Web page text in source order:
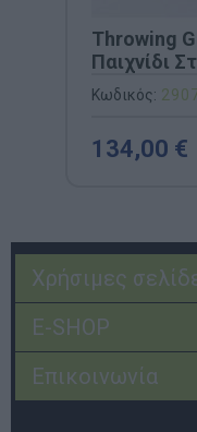
Throwing
Παιχνίδι
Μπαλάκια
Κωδικός:
134,00 €
Χρήσιμες
E-SHOP
Επικοινωνία